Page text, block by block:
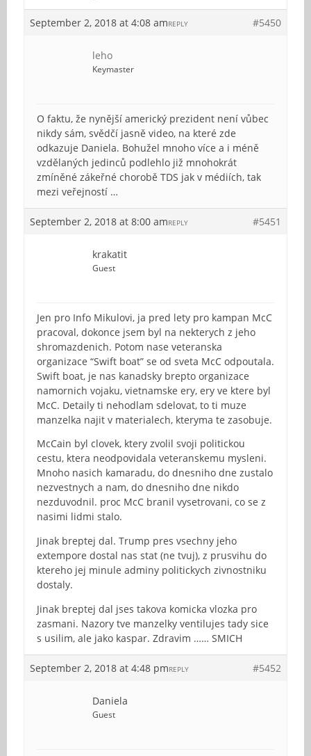
September 2, 2018 at 4:08 am #5450
REPLY
leho
Keymaster
O faktu, že nynější americký prezident není vůbec
nikdy sám, svědčí jasně video, na které zde
odkazuje Daniela. Bohužel mnoho více a i méně
vzdělaných jedinců podlehlo již mnohokrát
zmíněné zákeřné chorobě TDS jak v médiích, tak
mezi veřejností …
September 2, 2018 at 8:00 am #5451
REPLY
krakatit
Guest
Jen pro Info Mikulovi, ja pred lety pro kampan McC
pracoval, dokonce jsem byl na nekterych z jeho
shromazdenich. Potom nase veteranska
organizace “Swift boat” se od sveta McC odpoutala.
Swift boat, je nas kanadsky brepto organizace
namornich vojaku, vietnamske ery, ery ve ktere byl
McC. Detaily ti nehodlam sdelovat, to ti muze
manzelka najit v materialech, kteryma te zasobuje.
McCain byl clovek, ktery zvolil svoji politickou
cestu, ktera neodpovidala veteranskemu mysleni.
Mnoho nasich kamaradu, do dnesniho dne zustalo
nezvestnych a nam, do dnesniho dne nikdo
nezduvodnil. proc McC branil vysetrovani, co se z
nasimi lidmi stalo.
Jinak breptej dal. Trump pres vsechny jeho
extempore dostal nas stat (ne tvuj), z prusvihu do
ktereho jej minule adminy politickych zivnostniku
dostaly.
Jinak breptej dal jses takova komicka vlozka pro
zasmani. Nazory tve manzelky ventilujes tady sice
s usilim, ale jako kaspar. Zdravim …… SMICH
September 2, 2018 at 4:48 pm #5452
REPLY
Daniela
Guest